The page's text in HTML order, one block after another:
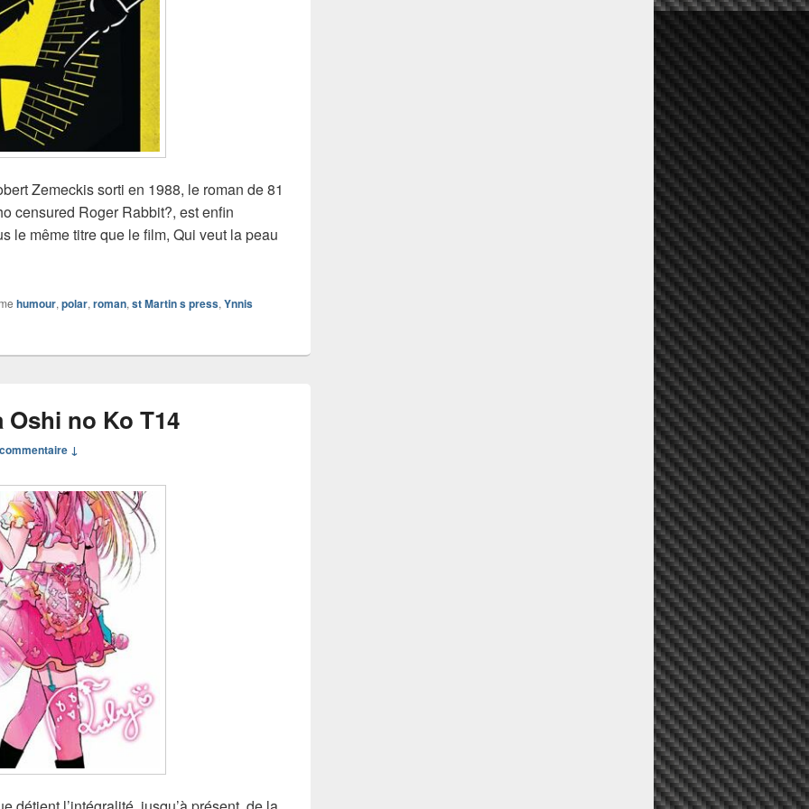
Zemeckis sorti en 1988, le roman de 81
censured Roger Rabbit?, est enfin
le même titre que le film, Qui veut la peau
roman Qui veut la peau de Roger Rabbit ?
humour,polar,roman,st Martin s press,Ynnis
no Ko T14
↓